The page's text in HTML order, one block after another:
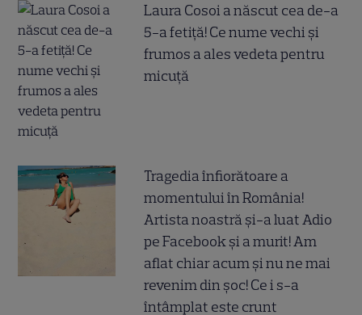
Laura Cosoi a născut cea de-a
5-a fetiță! Ce nume vechi și
frumos a ales vedeta pentru
micuță
Tragedia înfiorătoare a
momentului în România!
Artista noastră și-a luat Adio
pe Facebook și a murit! Am
aflat chiar acum și nu ne mai
revenim din șoc! Ce i s-a
întâmplat este crunt